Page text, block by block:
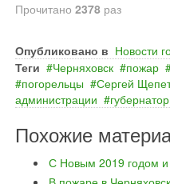
Прочитано 2378 раз
Опубликовано в Новости
Теги
Черняховск пожар
погорельцы
Сергей
администрации
губернатор
Похожие
С Новым 2019 годом